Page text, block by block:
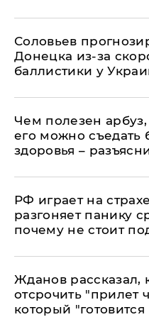
Соловьев
Донецка из-за
баллистики у
Чем полезен
его можно съедать
здоровья –
РФ играет на
разгоняет панику
почему не стоит
Жданов рассказал,
отсрочить "прилет
который "готовится